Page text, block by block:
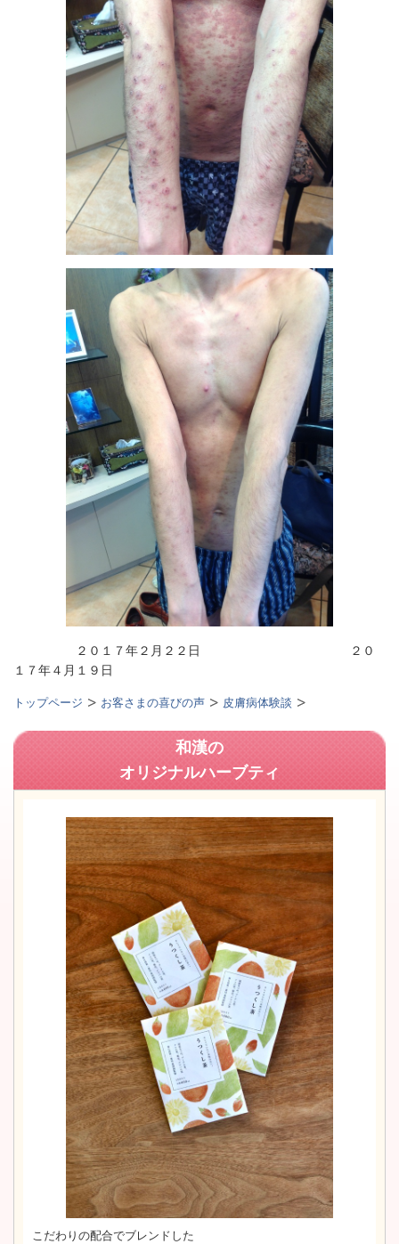
２０１７年２月２２日 ２０
１７年４月１９日
トップページ お客さまの喜びの声 皮膚病体験談
和漢の
オリジナルハーブティ
こだわりの配合でブレンドした